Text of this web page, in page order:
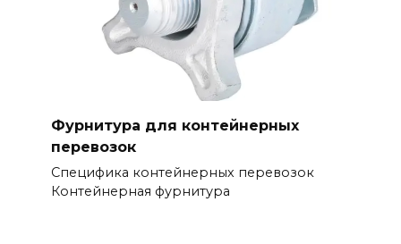
Фурнитура для контейнерных
перевозок
Специфика контейнерных перевозок
Контейнерная фурнитура